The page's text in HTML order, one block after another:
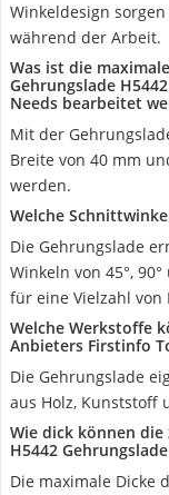
Winkeldesign
während der Arbeit.
Was ist die
Gehrungslade
Needs bearbeitet
Mit der
Breite von 40 mm
werden.
Welche
Die Gehrungslade
Winkeln von 45°,
für eine Vielzahl von
Welche Werkstoffe
Anbieters Firstinfo
Die Gehrungslade
aus Holz, Kunststoff
Wie dick können
H5442
Die maximale Dicke